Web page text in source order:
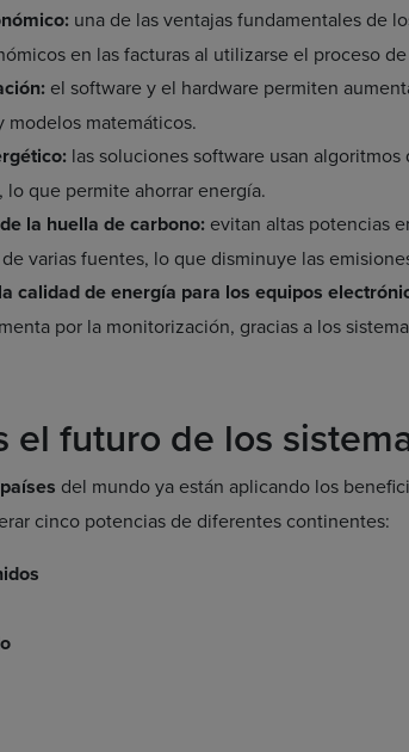
una de las ventajas fundamentales de
en las facturas al utilizarse el proceso
el software y el hardware permiten
modelos matemáticos.
las soluciones software usan
lo que permite ahorrar energía.
la huella de carbono: evitan altas potencias
varias fuentes, lo que disminuye las
calidad de energía para los equipos
por la monitorización, gracias a los
el futuro de los
del mundo ya están aplicando los
cinco potencias de diferentes continentes: